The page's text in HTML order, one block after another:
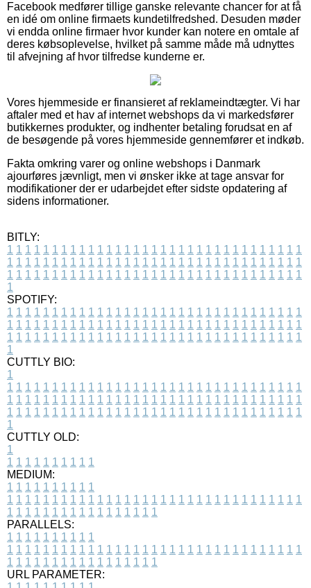
Facebook medfører tillige ganske relevante chancer for at få
en idé om online firmaets kundetilfredshed. Desuden møder
vi endda online firmaer hvor kunder kan notere en omtale af
deres købsoplevelse, hvilket på samme måde må udnyttes
til afvejning af hvor tilfredse kunderne er.
Vores hjemmeside er finansieret af reklameindtægter. Vi har
aftaler med et hav af internet webshops da vi markedsfører
butikkernes produkter, og indhenter betaling forudsat en af
de besøgende på vores hjemmeside gennemfører et indkøb.
Fakta omkring varer og online webshops i Danmark
ajourføres jævnligt, men vi ønsker ikke at tage ansvar for
modifikationer der er udarbejdet efter sidste opdatering af
sidens informationer.
BITLY:
1 1 1 1 1 1 1 1 1 1 1 1 1 1 1 1 1 1 1 1 1 1 1 1 1 1 1 1 1 1 1 1 1
1 1 1 1 1 1 1 1 1 1 1 1 1 1 1 1 1 1 1 1 1 1 1 1 1 1 1 1 1 1 1 1 1
1 1 1 1 1 1 1 1 1 1 1 1 1 1 1 1 1 1 1 1 1 1 1 1 1 1 1 1 1 1 1 1 1
1
SPOTIFY:
1 1 1 1 1 1 1 1 1 1 1 1 1 1 1 1 1 1 1 1 1 1 1 1 1 1 1 1 1 1 1 1 1
1 1 1 1 1 1 1 1 1 1 1 1 1 1 1 1 1 1 1 1 1 1 1 1 1 1 1 1 1 1 1 1 1
1 1 1 1 1 1 1 1 1 1 1 1 1 1 1 1 1 1 1 1 1 1 1 1 1 1 1 1 1 1 1 1 1
1
CUTTLY BIO:
1
1 1 1 1 1 1 1 1 1 1 1 1 1 1 1 1 1 1 1 1 1 1 1 1 1 1 1 1 1 1 1 1 1
1 1 1 1 1 1 1 1 1 1 1 1 1 1 1 1 1 1 1 1 1 1 1 1 1 1 1 1 1 1 1 1 1
1 1 1 1 1 1 1 1 1 1 1 1 1 1 1 1 1 1 1 1 1 1 1 1 1 1 1 1 1 1 1 1 1
1
CUTTLY OLD:
1
1 1 1 1 1 1 1 1 1 1
MEDIUM:
1 1 1 1 1 1 1 1 1 1
1 1 1 1 1 1 1 1 1 1 1 1 1 1 1 1 1 1 1 1 1 1 1 1 1 1 1 1 1 1 1 1 1
1 1 1 1 1 1 1 1 1 1 1 1 1 1 1 1 1
PARALLELS:
1 1 1 1 1 1 1 1 1 1
1 1 1 1 1 1 1 1 1 1 1 1 1 1 1 1 1 1 1 1 1 1 1 1 1 1 1 1 1 1 1 1 1
1 1 1 1 1 1 1 1 1 1 1 1 1 1 1 1 1
URL PARAMETER: